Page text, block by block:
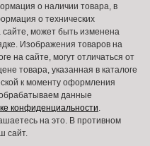
о наличии товара, в
о технических
сайте, может быть изменена
Изображения товаров на
на сайте, могут отличаться от
товара, указанная в каталоге
к моменту оформления
данные
конфиденциальности.
на это. В противном
сайт.